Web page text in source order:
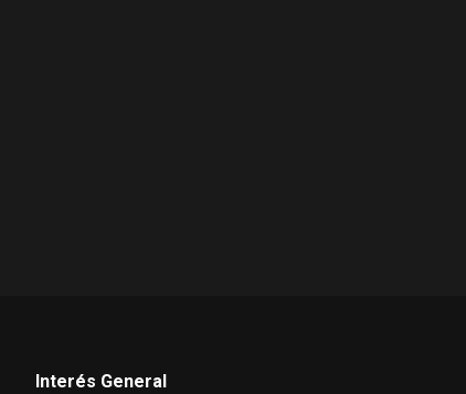
Interés General